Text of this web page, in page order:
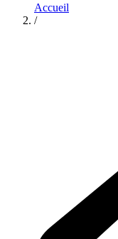
Accueil
/